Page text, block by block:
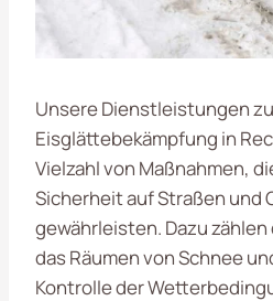
Unsere Dienstleistungen
Eisglättebekämpfung in
Vielzahl von Maßnahmen,
Sicherheit auf Straßen und
gewährleisten. Dazu zählen
das Räumen von Schnee
Kontrolle der